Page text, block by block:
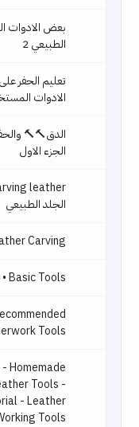
بعض الادوات
الطبيعي 2
الادوات
الدق🔨🔨
الجزء الاول
الجلد الطبيعي
Carving
Basic Tools
Tools
Homemade
Tools -
- Leather
Tools